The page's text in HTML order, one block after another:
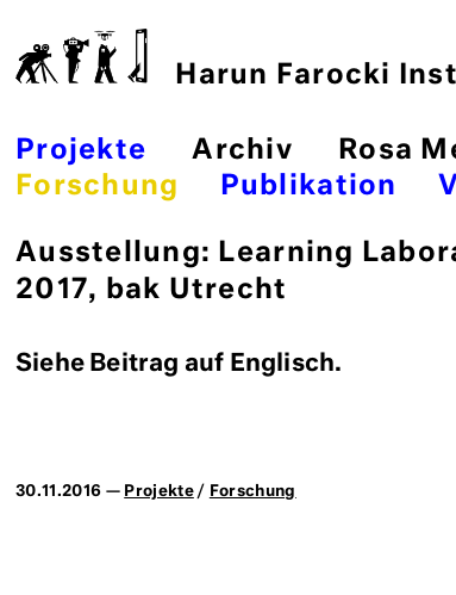
Harun Farocki
Projekte
Forschung
Publikation
Archiv Rosa
Ausstellung: Learning
2017, bak Utrecht
Siehe Beitrag auf Englisch.
30.11.2016 — Projekte/ Forschung